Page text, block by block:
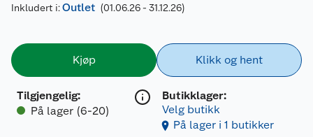
Inkludert i:Outlet (01.06.26 - 31.12.26)
Kjøp
Tilgjengelig:
På lager (6-20)
Klikk og hent
Butikklager:
Velg butikk
På lager i 1 butikker